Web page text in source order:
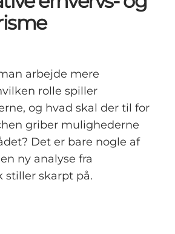
arbejde mere
rolle spiller
og hvad skal der til for
griber mulighederne
Det er bare nogle af
ny analyse fra
stiller skarpt på.